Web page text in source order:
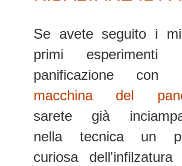
Se avete seguito i
primi esperimenti
panificazione con
macchina del
sarete già
nella tecnica un
curiosa dell'infilzatura